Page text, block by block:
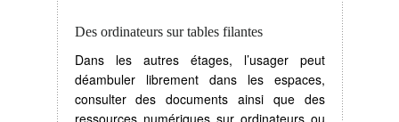
Des ordinateurs sur tables filantes
Dans les autres étages, l’usager peut
déambuler librement dans les espaces,
consulter des documents ainsi que des
ressources numériques sur ordinateurs ou